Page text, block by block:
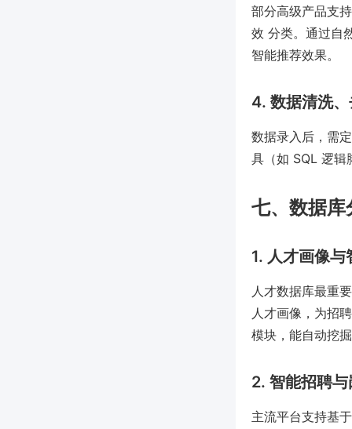
部分高级产品支
效 分类。通过自
智能推荐效果。
4. 数据清洗
数据录入后，需
具（如 SQL 逻辑
七、数据库
1. 人才画像与
人才数据库最重
人才画像，为招
模块，能自动挖
2. 智能招聘
主流平台支持基